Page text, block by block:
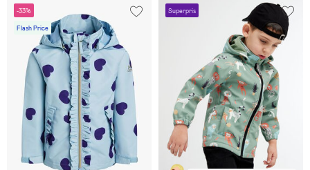
-33%
Flash Price
Superpris